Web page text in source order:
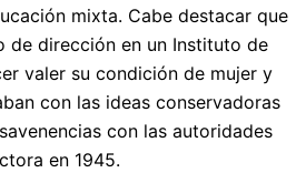
mixta. Cabe destacar que
de dirección en un Instituto de
valer su condición de mujer y
con las ideas conservadoras
con las autoridades
en 1945.